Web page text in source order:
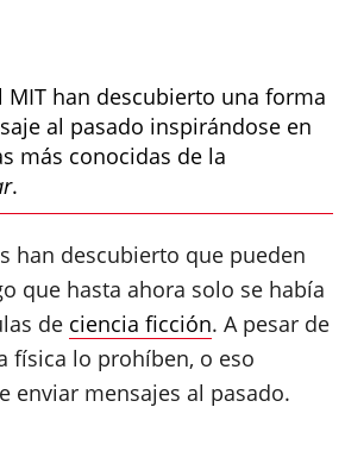
MIT han descubierto una forma
al pasado inspirándose en
más conocidas de la
.
han descubierto que pueden
que hasta ahora solo se había
de ciencia ficción. A pesar de
física lo prohíben, o eso
enviar mensajes al pasado.